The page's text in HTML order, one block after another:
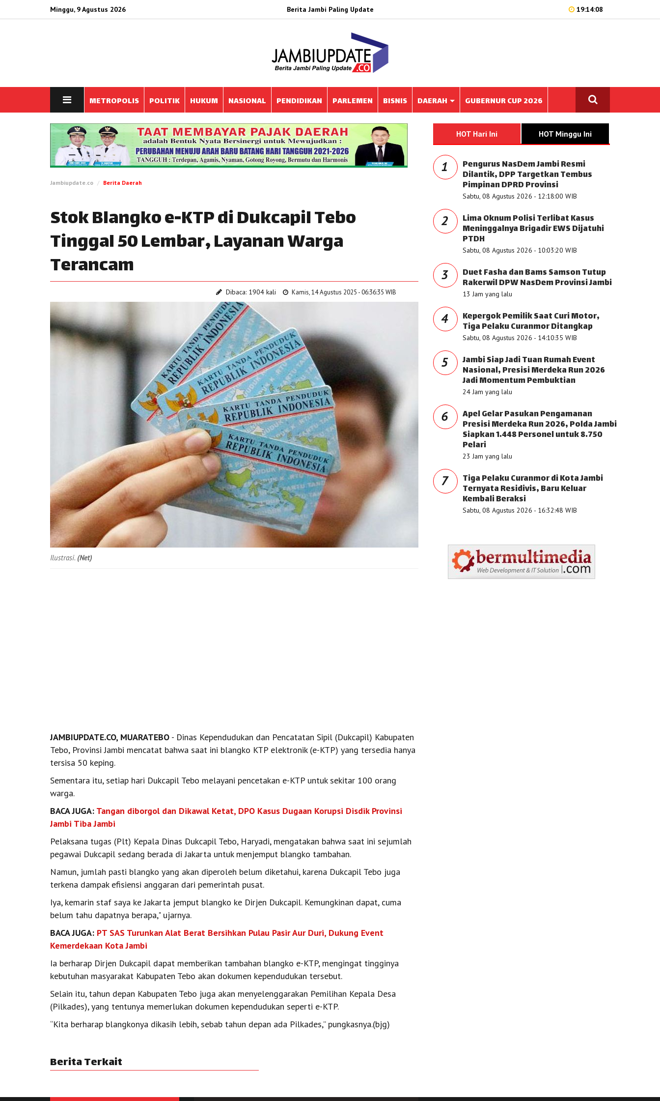
Minggu, 9 Agustus 2026 Berita Jambi Paling Update 19:14:08
METROPOLIS POLITIK HUKUM NASIONAL PENDIDIKAN PARLEMEN BISNIS DAERAH GUBERNUR CUP 2026
Jambiupdate.co Berita Daerah
Stok Blangko e-KTP di Dukcapil Tebo
Tinggal 50 Lembar, Layanan Warga
Terancam
Dibaca: 1904 kali Kamis, 14 Agustus 2025 - 06:36:35 WIB
Ilustrasi. (Net)
JAMBIUPDATE.CO, MUARATEBO - Dinas Kependudukan dan Pencatatan Sipil (Dukcapil) Kabupaten
Tebo, Provinsi Jambi mencatat bahwa saat ini blangko KTP elektronik (e-KTP) yang tersedia hanya
tersisa 50 keping.
Sementara itu, setiap hari Dukcapil Tebo melayani pencetakan e-KTP untuk sekitar 100 orang
warga.
BACA JUGA: Tangan diborgol dan Dikawal Ketat, DPO Kasus Dugaan Korupsi Disdik Provinsi
Jambi Tiba Jambi
Pelaksana tugas (Plt) Kepala Dinas Dukcapil Tebo, Haryadi, mengatakan bahwa saat ini sejumlah
pegawai Dukcapil sedang berada di Jakarta untuk menjemput blangko tambahan.
Namun, jumlah pasti blangko yang akan diperoleh belum diketahui, karena Dukcapil Tebo juga
terkena dampak efisiensi anggaran dari pemerintah pusat.
Iya, kemarin staf saya ke Jakarta jemput blangko ke Dirjen Dukcapil. Kemungkinan dapat, cuma
belum tahu dapatnya berapa," ujarnya.
BACA JUGA: PT SAS Turunkan Alat Berat Bersihkan Pulau Pasir Aur Duri, Dukung Event
Kemerdekaan Kota Jambi
Ia berharap Dirjen Dukcapil dapat memberikan tambahan blangko e-KTP, mengingat tingginya
kebutuhan masyarakat Kabupaten Tebo akan dokumen kependudukan tersebut.
Selain itu, tahun depan Kabupaten Tebo juga akan menyelenggarakan Pemilihan Kepala Desa
(Pilkades), yang tentunya memerlukan dokumen kependudukan seperti e-KTP.
“Kita berharap blangkonya dikasih lebih, sebab tahun depan ada Pilkades,” pungkasnya.(bjg)
Berita Terkait
HOT Hari Ini HOT Minggu Ini
1 Pengurus NasDem Jambi Resmi
Dilantik, DPP Targetkan Tembus
Pimpinan DPRD Provinsi
Sabtu, 08 Agustus 2026 - 12:18:00 WIB
2 Lima Oknum Polisi Terlibat Kasus
Meninggalnya Brigadir EWS Dijatuhi
PTDH
Sabtu, 08 Agustus 2026 - 10:03:20 WIB
3 Duet Fasha dan Bams Samson Tutup
Rakerwil DPW NasDem Provinsi Jambi
13 Jam yang lalu
4 Kepergok Pemilik Saat Curi Motor,
Tiga Pelaku Curanmor Ditangkap
Sabtu, 08 Agustus 2026 - 14:10:35 WIB
5 Jambi Siap Jadi Tuan Rumah Event
Nasional, Presisi Merdeka Run 2026
Jadi Momentum Pembuktian
24 Jam yang lalu
6 Apel Gelar Pasukan Pengamanan
Presisi Merdeka Run 2026, Polda Jambi
Siapkan 1.448 Personel untuk 8.750
Pelari
23 Jam yang lalu
7 Tiga Pelaku Curanmor di Kota Jambi
Ternyata Residivis, Baru Keluar
Kembali Beraksi
Sabtu, 08 Agustus 2026 - 16:32:48 WIB